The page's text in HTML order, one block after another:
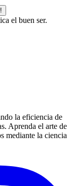
el buen ser.
la eficiencia de
Aprenda el arte de
mediante la ciencia